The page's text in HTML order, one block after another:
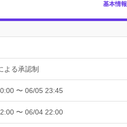
基本情報
よる承認制
〜 06/05 23:45
〜 06/04 22:00